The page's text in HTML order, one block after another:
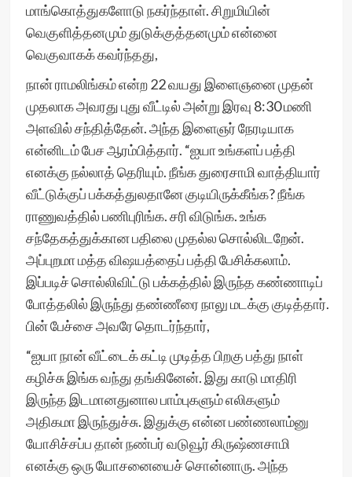
மாங்கொத்துகளோடு நகர்ந்தாள். சிறுமியின்
வெகுளித்தனமும் துடுக்குத்தனமும் என்னை
வெகுவாகக் கவர்ந்தது,
நான் ராமலிங்கம் என்ற 22 வயது இளைஞனை முதன்
முதலாக அவரது புது வீட்டில் அன்று இரவு 8:30 மணி
அளவில் சந்தித்தேன். அந்த இளைஞர் நேரடியாக
என்னிடம் பேச ஆரம்பித்தார். “ஐயா உங்களப் பத்தி
எனக்கு நல்லாத் தெரியும். நீங்க துரைசாமி வாத்தியார்
வீட்டுக்குப் பக்கத்துலதானே குடியிருக்கீங்க? நீங்க
ராணுவத்தில் பணிபுரிங்க. சரி விடுங்க. உங்க
சந்தேகத்துக்கான பதிலை முதல்ல சொல்லிடறேன்.
அப்புறமா மத்த விஷயத்தைப் பத்தி பேசிக்கலாம்.
இப்படிச் சொல்லிவிட்டு பக்கத்தில் இருந்த கண்ணாடிப்
போத்தலில் இருந்து தண்ணீரை நாலு மடக்கு குடித்தார்.
பின் பேச்சை அவரே தொடர்ந்தார்,
“ஐயா நான் வீட்டைக் கட்டி முடித்த பிறகு பத்து நாள்
கழிச்சு இங்க வந்து தங்கினேன். இது காடு மாதிரி
இருந்த இடமானதுனால பாம்புகளும் எலிகளும்
அதிகமா இருந்துச்சு. இதுக்கு என்ன பண்ணலாம்னு
யோசிச்சப்ப தான் நண்பர் வடுவூர் கிருஷ்ணசாமி
எனக்கு ஒரு யோசனையைச் சொன்னாரு. அந்த